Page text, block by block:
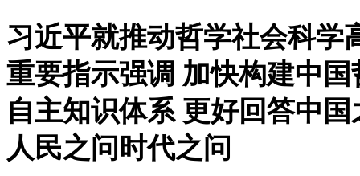
习近平就推动哲学社会科学
重要指示强调 加快构建中
自主知识体系 更好回答中
人民之问时代之问